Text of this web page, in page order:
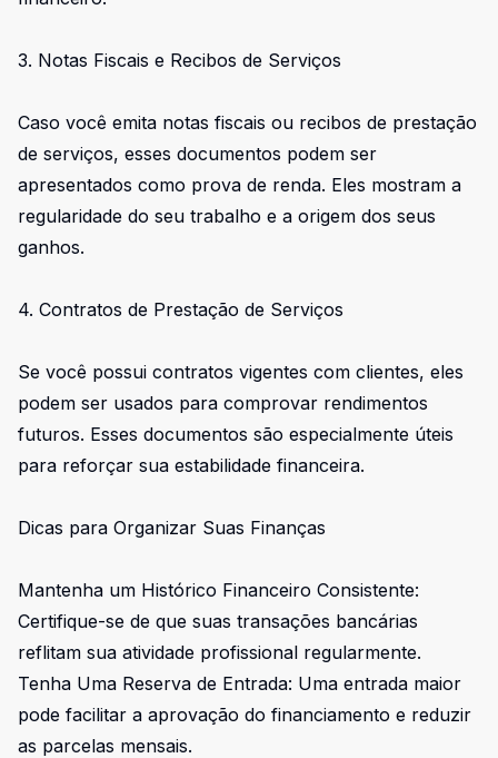
3. Notas Fiscais e Recibos de Serviços
Caso você emita notas fiscais ou recibos de prestação
de serviços, esses documentos podem ser
apresentados como prova de renda. Eles mostram a
regularidade do seu trabalho e a origem dos seus
ganhos.
4. Contratos de Prestação de Serviços
Se você possui contratos vigentes com clientes, eles
podem ser usados para comprovar rendimentos
futuros. Esses documentos são especialmente úteis
para reforçar sua estabilidade financeira.
Dicas para Organizar Suas Finanças
Mantenha um Histórico Financeiro Consistente:
Certifique-se de que suas transações bancárias
reflitam sua atividade profissional regularmente.
Tenha Uma Reserva de Entrada: Uma entrada maior
pode facilitar a aprovação do financiamento e reduzir
as parcelas mensais.